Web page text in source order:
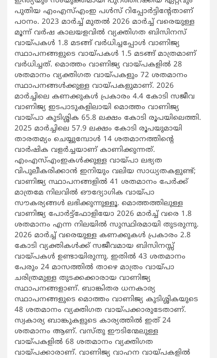
പുതിയ എംഎസ്എംഇ പൾസ് റിപ്പോർട്ടിൻ്റേതാണ്
പഠനം. 2023 മാർച്ച് മുതൽ 2026 മാർച്ച് വരെയുള്ള
മൂന്ന് വർഷ കാലയളവിൽ വ്യക്തിഗത ബിസിനസ്
വായ്പകൾ 1.8 മടങ്ങ് വർധിച്ചപ്പോൾ വാണിജ്യ
സ്ഥാപനങ്ങളുടെ വായ്പകൾ 1.5 മടങ്ങ് മാത്രമാണ്
വർധിച്ചത്. മൊത്തം വാണിജ്യ വായ്പകളിൽ 28
ശതമാനം വ്യക്തിഗത വായ്പകളും 72 ശതമാനം
സ്ഥാപനങ്ങൾക്കുള്ള വായ്പകളുമാണ്. 2026
മാർച്ചിലെ കണക്കുകൾ പ്രകാരം 4.4 കോടി സജീവ
വാണിജ്യ ഇടപാടുകളിലായി മൊത്തം വാണിജ്യ
വായ്പാ കുടിശ്ശിക 65.8 ലക്ഷം കോടി രൂപയിലെത്തി.
2025 മാർച്ചിലെ 57.9 ലക്ഷം കോടി രൂപയുമായി
താരതമ്യം ചെയ്യുമ്പോൾ 14 ശതമാനത്തിന്റെ
വാർഷിക വളർച്ചയാണ് കാണിക്കുന്നത്.
എംഎസ്എംഇകൾക്കുള്ള വായ്പാ ലഭ്യത
വിപുലീകരിക്കാൻ ഇനിയും വലിയ സാധ്യതകളുണ്ട്;
വാണിജ്യ സ്ഥാപനങ്ങളിൽ 41 ശതമാനം പേർക്ക്
മാത്രമേ നിലവിൽ ഔദ്യോഗിക വായ്പാ
സൗകര്യങ്ങൾ ലഭിക്കുന്നുള്ളൂ. മൊത്തത്തിലുള്ള
വാണിജ്യ പോർട്ട്‌ഫോളിയോ 2026 മാർച്ച് വരെ 1.8
ശതമാനം എന്ന നിലയിൽ സുസ്ഥിരമായി തുടരുന്നു.
2026 മാർച്ച് വരെയുള്ള കണക്കുകൾ പ്രകാരം 2.8
കോടി വ്യക്തികൾക്ക് സജീവമായ ബിസിനസ്സ്
വായ്പകൾ ഉണ്ടായിരുന്നു. ഇതിൽ 43 ശതമാനം
പേരും 24 മാസത്തിൽ താഴെ മാത്രം വായ്പാ
ചരിത്രമുള്ള തുടക്കക്കാരായ വാണിജ്യ
സ്ഥാപനങ്ങളാണ്. ബാങ്കിതര ധനകാര്യ
സ്ഥാപനങ്ങളുടെ മൊത്തം വാണിജ്യ കുടിശ്ശികയുടെ
48 ശതമാനം വ്യക്തിഗത വായ്പക്കാരുടേതാണ്.
സ്വകാര്യ ബാങ്കുകളുടെ കാര്യത്തിൽ ഇത് 24
ശതമാനം ആണ്. വസ്തു ഈടിന്മേലുള്ള
വായ്പകളിൽ 68 ശതമാനം വ്യക്തിഗത
വായ്പക്കാരാണ്. വാണിജ്യ വാഹന വായ്പകളിൽ